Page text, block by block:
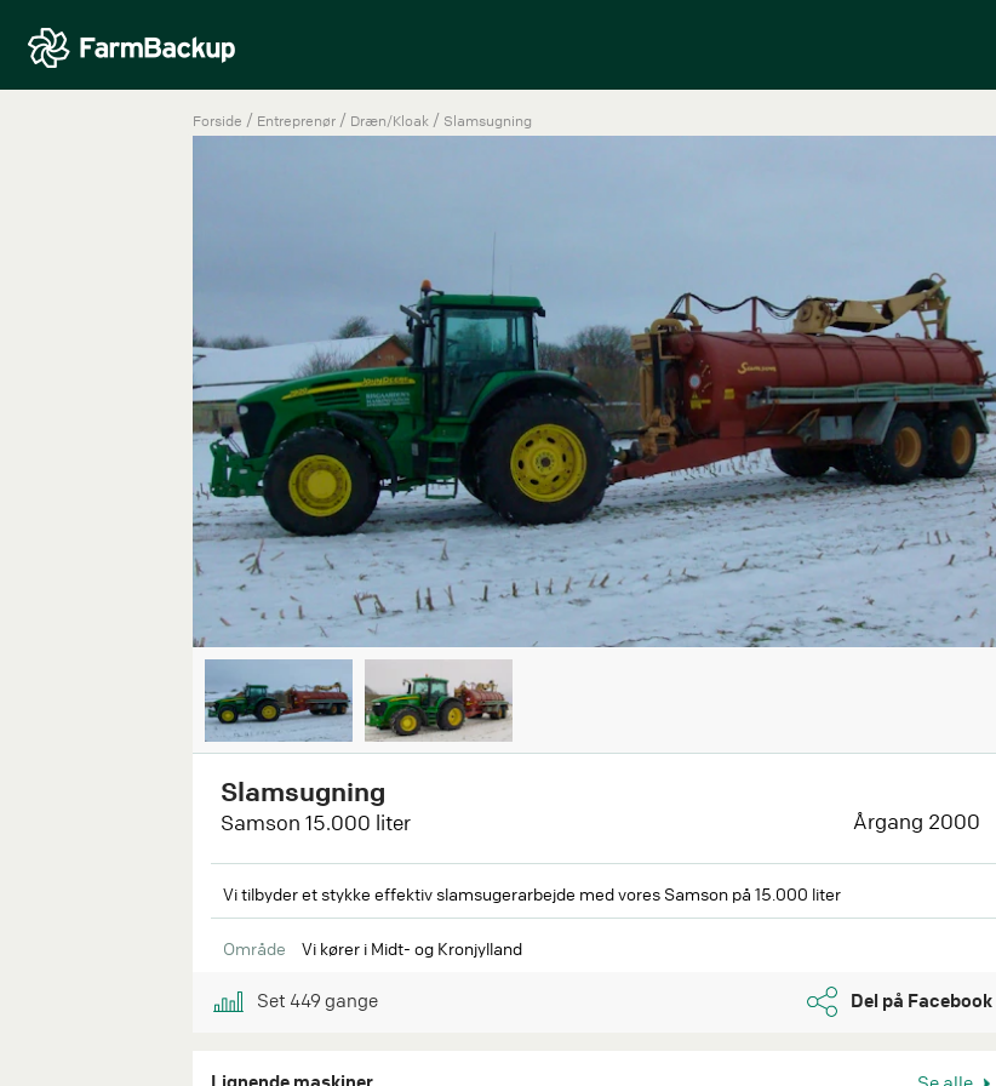
Forside / Entreprenør / Dræn/Kloak / Slamsugning
Slamsugning
Samson 15.000 liter Årgang 2000
Vi tilbyder et stykke effektiv slamsugerarbejde med vores Samson på 15.000 liter
Område Vi kører i Midt- og Kronjylland
Set 449 gange Del på Facebook
Lignende maskiner